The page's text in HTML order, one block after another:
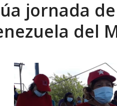
apague la luz: 17 años de
jornada
del